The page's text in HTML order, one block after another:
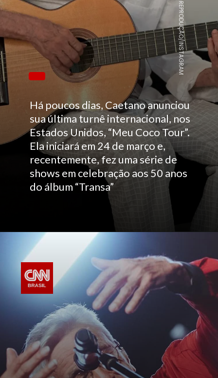
Há poucos dias, Caetano anunciou
sua última turnê internacional, nos
Estados Unidos, “Meu Coco Tour”.
Ela iniciará em 24 de março e,
recentemente, fez uma série de
shows em celebração aos 50 anos
do álbum “Transa”
REPRODUÇÃO/INSTAGRAM